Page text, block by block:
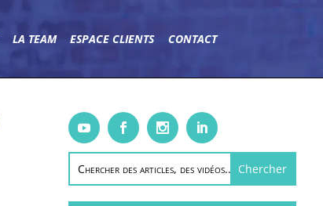
LA TEAM ESPACE CLIENTS CONTACT